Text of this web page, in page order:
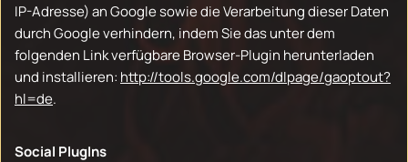
IP-Adresse) an Google sowie die Verarbeitung dieser Daten
durch Google verhindern, indem Sie das unter dem
folgenden Link verfügbare Browser-Plugin herunterladen
und installieren: http://tools.google.com/dlpage/gaoptout?
hl=de.
Social PlugIns